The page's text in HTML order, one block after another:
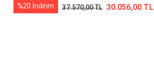
%20 İndirim 37.570,00 TL 30.056,00 TL